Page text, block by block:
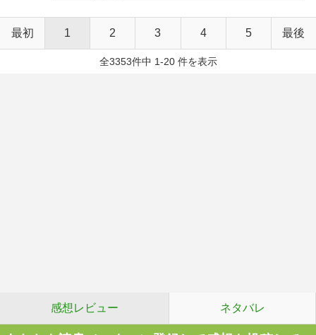
最初 1 2 3 4 5 最後
全3353件中 1-20 件を表示
感想レビュー ネタバレ